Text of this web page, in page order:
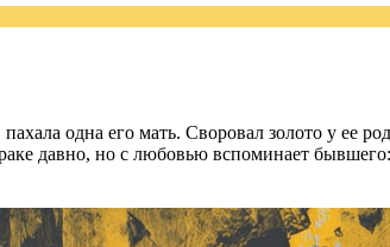
одна его мать. Своровал золото у ее
давно, но с любовью вспоминает